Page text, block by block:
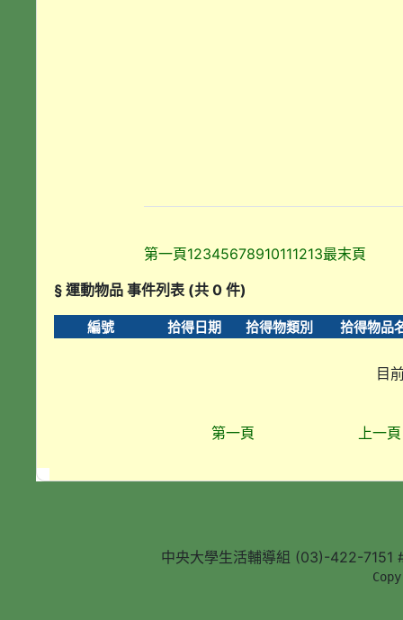
第一頁12345678910111213最末頁
§ 運動物品 事件列表 (共 0 件)
編號 拾得日期 拾得物類別 拾得物品
目
第一頁 上一頁
中央大學生活輔導組 (03)-422-7151